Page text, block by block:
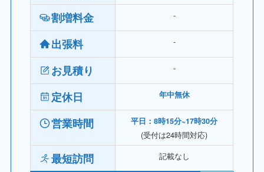
割増料金 ‐
出張料 ‐
お見積り ‐
定休日 年中無休
営業時間 平日：8時15分~17時30分
(受付は24時間対応)
最短訪問 記載なし